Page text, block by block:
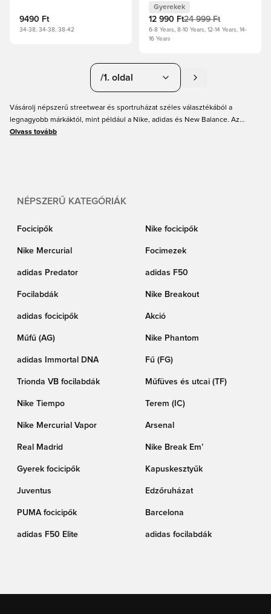
9490 Ft
34-38, 34-38, 38-42
Fekete/Hiper
rózsaszín/Metál arany
Gyerek
Gyerekek
12 990 Ft24 999 Ft
6-8 Years, 8-10 Years, 12-14 Years, 14-
16 Years
/1. oldal
Vásárolj népszerű streetwear és sportruházat széles választékából a
legnagyobb márkáktól, mint például a Nike, adidas és New Balance. Az
Unisport számos terméket és kiegészítőt kínál, többek között sneakereket,
Olvass tovább
NÉPSZERŰ KATEGÓRIÁK
Focicipők Nike focicipők
Nike Mercurial Focimezek
adidas Predator adidas F50
Focilabdák Nike Breakout
adidas focicipők Akció
Műfű (AG) Nike Phantom
adidas Immortal DNA Fű (FG)
Trionda VB focilabdák Műfüves és utcai (TF)
Nike Tiempo Terem (IC)
Nike Mercurial Vapor Arsenal
Real Madrid Nike Break Em’
Gyerek focicipők Kapuskesztyűk
Juventus Edzőruházat
PUMA focicipők Barcelona
adidas F50 Elite adidas focilabdák